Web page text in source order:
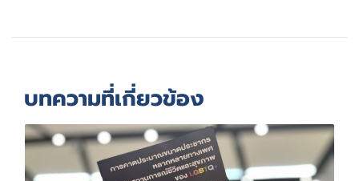
บทความที่เกี่ยวข้อง